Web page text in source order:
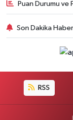
Puan Durumu ve
Son Dakika
RSS